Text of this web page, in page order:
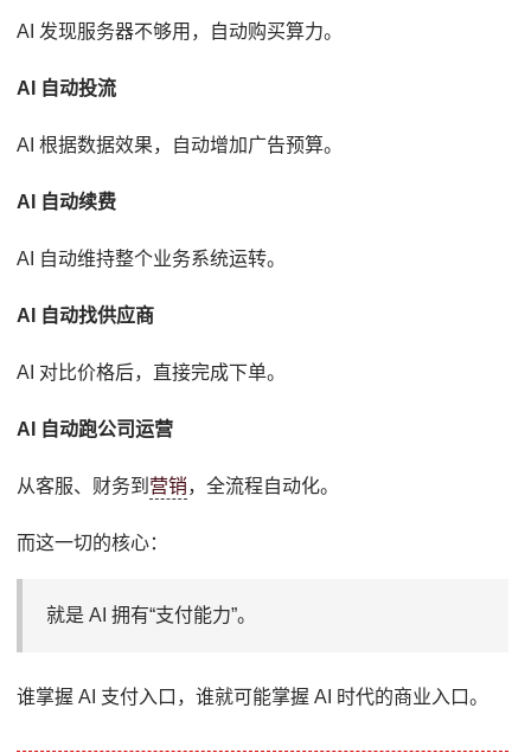
AI 发现服务器不够用，自动购买算力。
AI 自动投流
AI 根据数据效果，自动增加广告预算。
AI 自动续费
AI 自动维持整个业务系统运转。
AI 自动找供应商
AI 对比价格后，直接完成下单。
AI 自动跑公司运营
从客服、财务到 营销，全流程自动化。
而这一切的核心：
就是 AI 拥有“支付能力”。
谁掌握 AI 支付入口，谁就可能掌握 AI 时代的商业入口。